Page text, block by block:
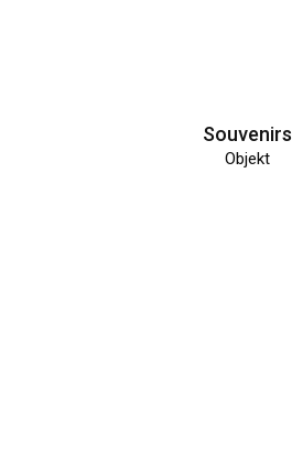
Souvenirs
Objekt